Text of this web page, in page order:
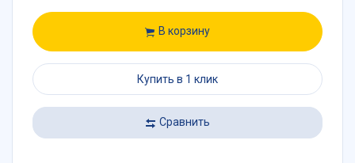
В корзину
Купить в 1 клик
Сравнить